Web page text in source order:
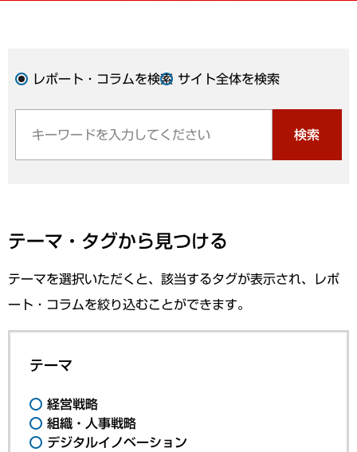
レポート・コラムを検索 サイト全体を検索
検索
テーマ・タグから見つける
テーマを選択いただくと、該当するタグが表示され、レポ
ート・コラムを絞り込むことができます。
テーマ
経営戦略
組織・人事戦略
デジタルイノベーション